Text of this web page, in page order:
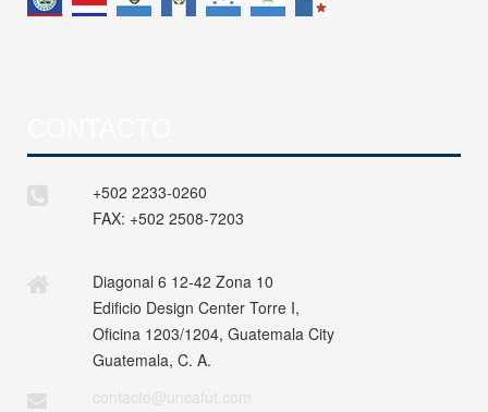
+502 2233-0260
FAX: +502 2508-7203
Diagonal 6 12-42 Zona 10
Edificio Design Center Torre I,
Oficina 1203/1204, Guatemala City
Guatemala, C. A.
contacto@uncafut.com